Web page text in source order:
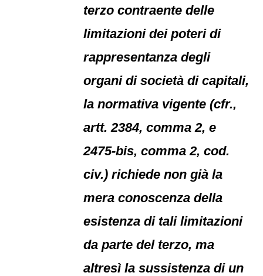
terzo contraente delle
limitazioni dei poteri di
rappresentanza degli
organi di società di capitali,
la normativa vigente (cfr.,
artt. 2384, comma 2, e
2475-bis, comma 2, cod.
civ.) richiede non già la
mera conoscenza della
esistenza di tali limitazioni
da parte del terzo, ma
altresì la sussistenza di un